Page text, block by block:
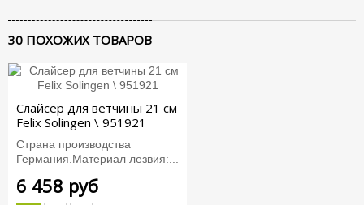
30 ПОХОЖИХ ТОВАРОВ
Слайсер для ветчины 21 см
Felix Solingen \ 951921
Страна производства
Германия.Материал лезвия:...
6 458 руб